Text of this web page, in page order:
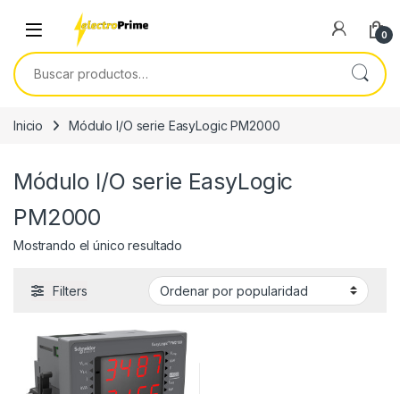
Skip to navigation
Skip to content
0
Buscar por:
Inicio Módulo I/O serie EasyLogic PM2000
Módulo I/O serie EasyLogic
PM2000
Mostrando el único resultado
Filters